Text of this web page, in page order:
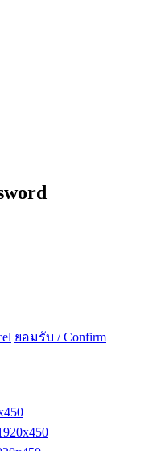
ยอมรับ / Confirm